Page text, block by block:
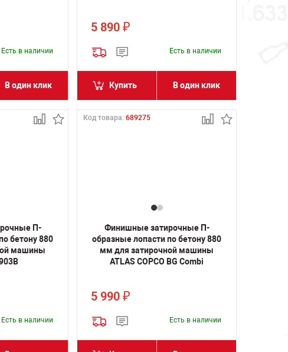
Есть в наличии
В один клик
5 890₽
Есть в наличии
Купить В один клик
П-
бетону 880
машины
Есть в наличии
Код товара:689275
Финишные затирочные П-
образные лопасти по бетону 880
мм для затирочной машины
ATLAS COPCO BG Combi
5 990₽
Есть в наличии